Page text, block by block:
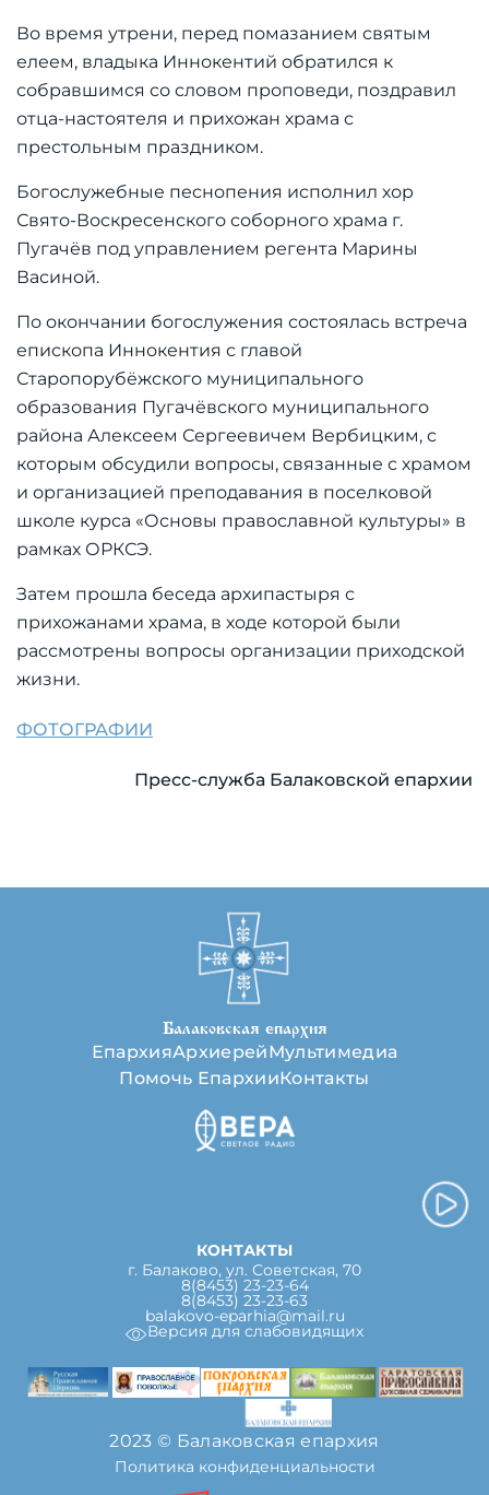
Во время утрени, перед помазанием святым
елеем, владыка Иннокентий обратился к
собравшимся со словом проповеди, поздравил
отца-настоятеля и прихожан храма с
престольным праздником.
Богослужебные песнопения исполнил хор
Свято-Воскресенского соборного храма г.
Пугачёв под управлением регента Марины
Васиной.
По окончании богослужения состоялась встреча
епископа Иннокентия с главой
Старопорубёжского муниципального
образования Пугачёвского муниципального
района Алексеем Сергеевичем Вербицким, с
которым обсудили вопросы, связанные с храмом
и организацией преподавания в поселковой
школе курса «Основы православной культуры» в
рамках ОРКСЭ.
Затем прошла беседа архипастыря с
прихожанами храма, в ходе которой были
рассмотрены вопросы организации приходской
жизни.
ФОТОГРАФИИ
Пресс-служба Балаковской епархии
Балаковская епархия
ЕпархияАрхиерейМультимедиа
Помочь ЕпархииКонтакты
КОНТАКТЫ
г. Балаково, ул. Советская, 70
8(8453) 23-23-64
8(8453) 23-23-63
balakovo-eparhia@mail.ru
Версия для слабовидящих
2023 © Балаковская епархия
Политика конфиденциальности